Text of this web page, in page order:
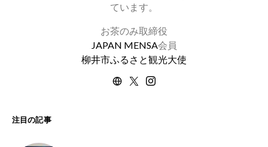
ています。
お茶のみ取締役
JAPAN MENSA会員
柳井市ふるさと観光大使
注目の記事